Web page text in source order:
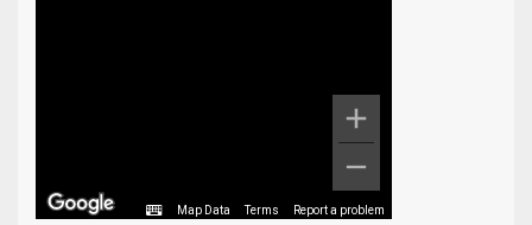
Map Data Terms Report a problem